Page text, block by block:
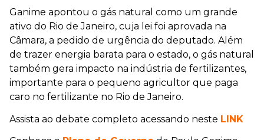
Ganime apontou o gás natural como um grande
ativo do Rio de Janeiro, cuja lei foi aprovada na
Câmara, a pedido de urgência do deputado. Além
de trazer energia barata para o estado, o gás natural
também gera impacto na indústria de fertilizantes,
importante para o pequeno agricultor que paga
caro no fertilizante no Rio de Janeiro.
Assista ao debate completo acessando neste LINK